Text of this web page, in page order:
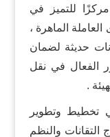
للتميز في
الماهرة ،
حديثة لضمان
الفعال في نقل
.
تخطيط وتطوير
التقانات والنظم